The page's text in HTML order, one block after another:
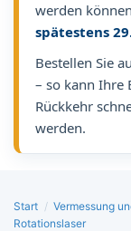
werden
spätestens
Bestellen Sie
– so kann Ihre
Rückkehr
werden.
Start / Vermessung
Rotationslaser